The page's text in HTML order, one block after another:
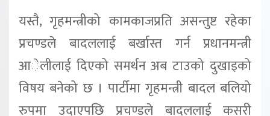
यस्तै, गृहमन्त्रीको कामकाजप्रति असन्तुष्ट रहेका
प्रचण्डले बादललाई बर्खास्त गर्न प्रधानमन्त्री
आेलीलाई दिएको समर्थन अब टाउको दुखाइको
विषय बनेको छ । पार्टीमा गृहमन्त्री बादल बलियो
रुपमा उदाएपछि प्रचण्डले बादललाई कसरी